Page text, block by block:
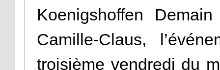
Koenigshoffen
Camille-Claus,
troisième vendredi du